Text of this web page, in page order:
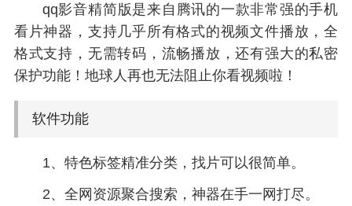
qq影音精简版是来自腾讯的一款非常强的手机
看片神器，支持几乎所有格式的视频文件播放，全
格式支持，无需转码，流畅播放，还有强大的私密
保护功能！地球人再也无法阻止你看视频啦！
软件功能
1、特色标签精准分类，找片可以很简单。
2、全网资源聚合搜索，神器在手一网打尽。